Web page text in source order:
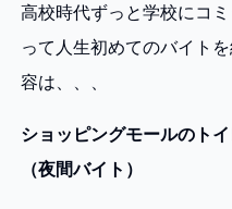
高校時代ずっと学校にコ
って人生初めてのバイト
容は、、、
ショッピングモールのト
（夜間バイト）